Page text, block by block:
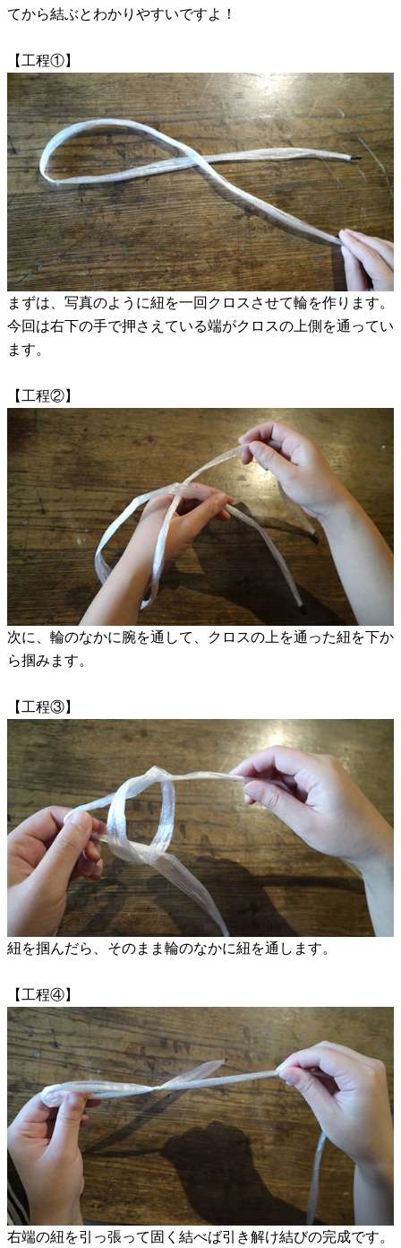
てから結ぶとわかりやすいですよ！
【工程①】
まずは、写真のように紐を一回クロスさせて輪を作ります。
今回は右下の手で押さえている端がクロスの上側を通ってい
ます。
【工程②】
次に、輪のなかに腕を通して、クロスの上を通った紐を下か
ら掴みます。
【工程③】
紐を掴んだら、そのまま輪のなかに紐を通します。
【工程④】
右端の紐を引っ張って固く結べば引き解け結びの完成です。